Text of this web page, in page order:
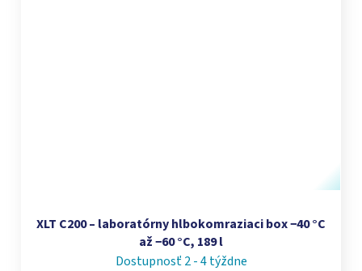
XLT C200 – laboratórny hlbokomraziaci box −40 °C
až −60 °C, 189 l
Dostupnosť 2 - 4 týždne